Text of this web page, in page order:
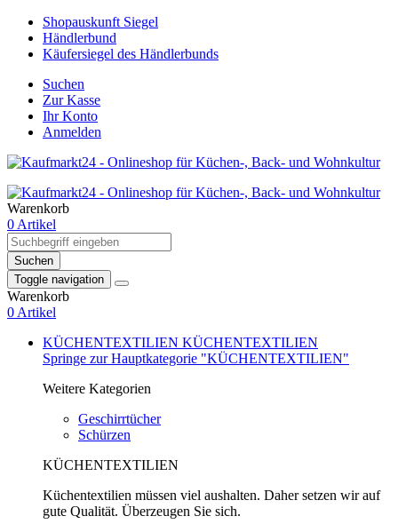
Shopauskunft Siegel
Händlerbund
Käufersiegel des Händlerbunds
Suchen
Zur Kasse
Ihr Konto
Anmelden
Warenkorb
0 Artikel
Suchen
Toggle navigation
Warenkorb
0 Artikel
KÜCHENTEXTILIEN KÜCHENTEXTILIEN
Springe zur Hauptkategorie "KÜCHENTEXTILIEN"
Weitere Kategorien
Geschirrtücher
Schürzen
KÜCHENTEXTILIEN
Küchentextilien müssen viel aushalten. Daher setzen wir auf
gute Qualität. Überzeugen Sie sich.